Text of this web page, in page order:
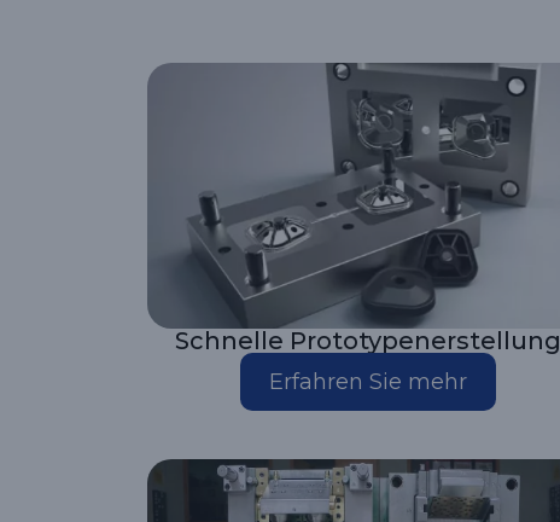
Schnelle Prototypenerstellung
Erfahren Sie mehr